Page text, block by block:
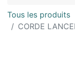
Tous les produits
CORDE